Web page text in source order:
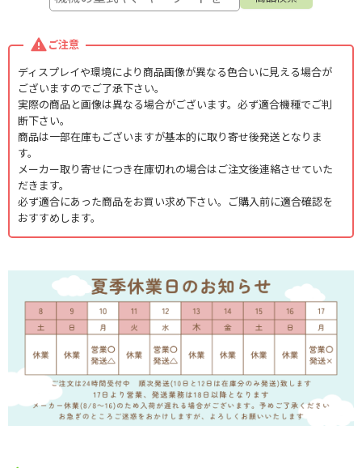
ご注意
ディスプレイや環境により商品画像が異なる色合いに見える場合が
ございますのでご了承下さい。
実際の商品と画像は異なる場合がございます。必ず適合機種でご判
断下さい。
商品は一部在庫もございますが基本的に取り寄せ後発送となりま
す。
メーカー取り寄せにつき在庫切れの場合はご注文後連絡させていた
だきます。
必ず適合にあった商品をお買い求め下さい。ご購入前に適合確認を
おすすめします。